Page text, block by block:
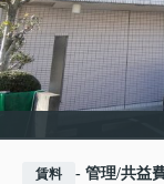
賃料 - 管理/共益